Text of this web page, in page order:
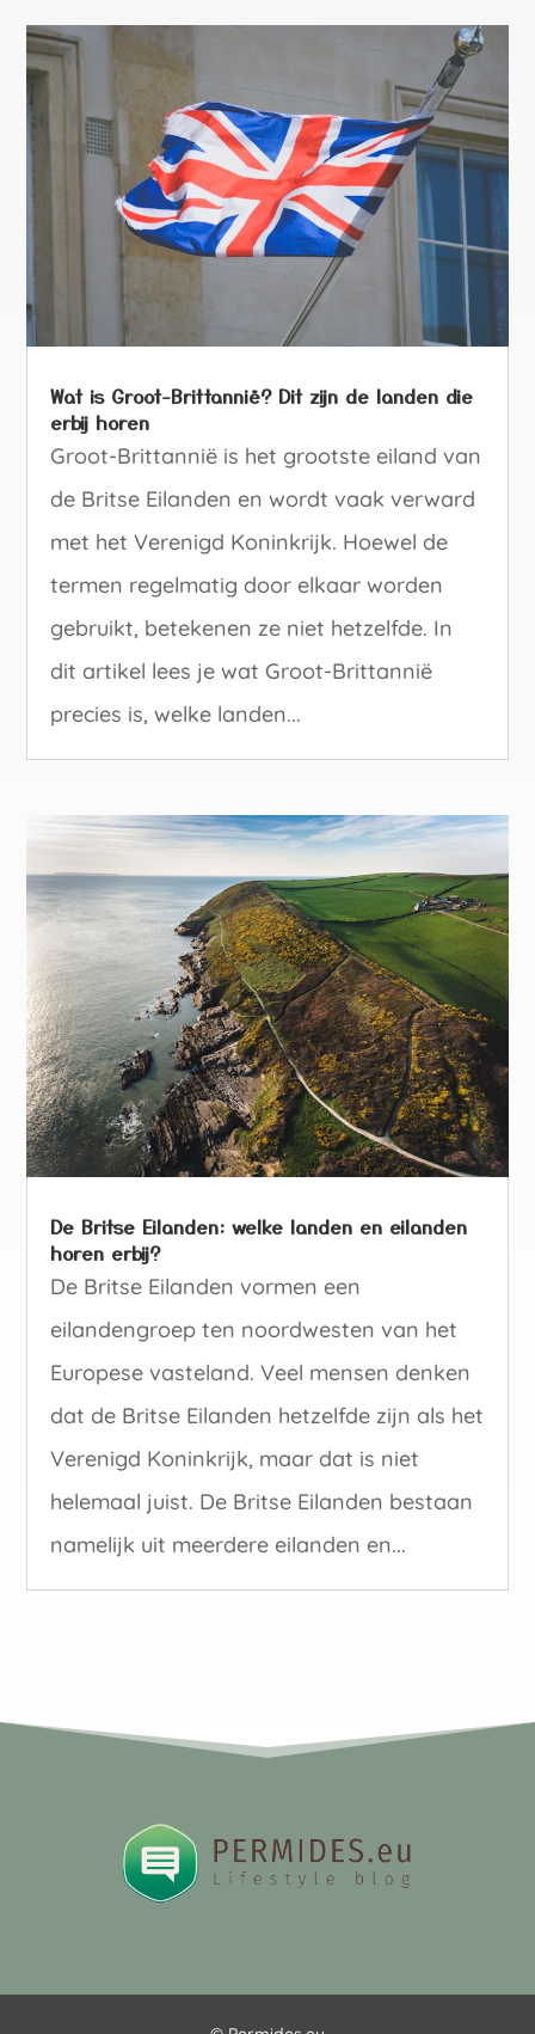
Wat is Groot-Brittannië? Dit zijn de landen die
erbij horen
Groot-Brittannië is het grootste eiland van
de Britse Eilanden en wordt vaak verward
met het Verenigd Koninkrijk. Hoewel de
termen regelmatig door elkaar worden
gebruikt, betekenen ze niet hetzelfde. In
dit artikel lees je wat Groot-Brittannië
precies is, welke landen...
De Britse Eilanden: welke landen en eilanden
horen erbij?
De Britse Eilanden vormen een
eilandengroep ten noordwesten van het
Europese vasteland. Veel mensen denken
dat de Britse Eilanden hetzelfde zijn als het
Verenigd Koninkrijk, maar dat is niet
helemaal juist. De Britse Eilanden bestaan
namelijk uit meerdere eilanden en...